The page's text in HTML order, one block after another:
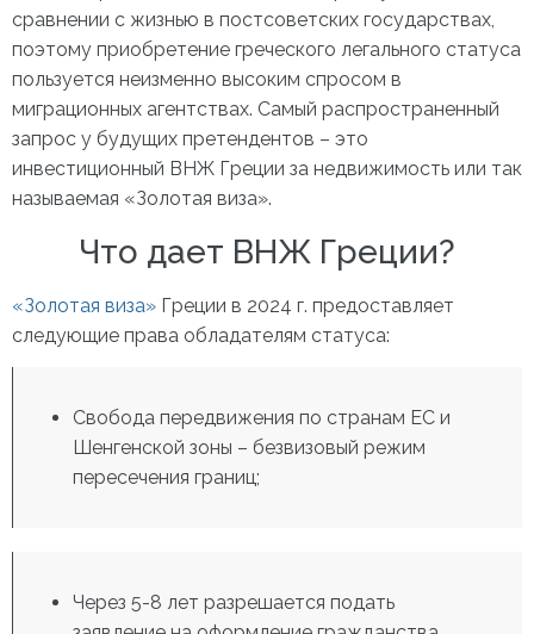
сравнении с жизнью в постсоветских государствах,
поэтому приобретение греческого легального статуса
пользуется неизменно высоким спросом в
миграционных агентствах. Самый распространенный
запрос у будущих претендентов – это
инвестиционный ВНЖ Греции за недвижимость или так
называемая «Золотая виза».
Что дает ВНЖ Греции?
«Золотая виза» Греции в 2024 г. предоставляет
следующие права обладателям статуса:
Свобода передвижения по странам ЕС и
Шенгенской зоны – безвизовый режим
пересечения границ;
Через 5-8 лет разрешается подать